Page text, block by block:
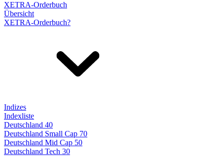
XETRA-Orderbuch
Übersicht
XETRA-Orderbuch?
Indizes
Indexliste
Deutschland 40
Deutschland Small Cap 70
Deutschland Mid Cap 50
Deutschland Tech 30